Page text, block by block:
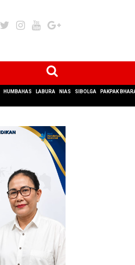
HUMBAHAS LABURA NIAS SIBOLGA PAKPAK